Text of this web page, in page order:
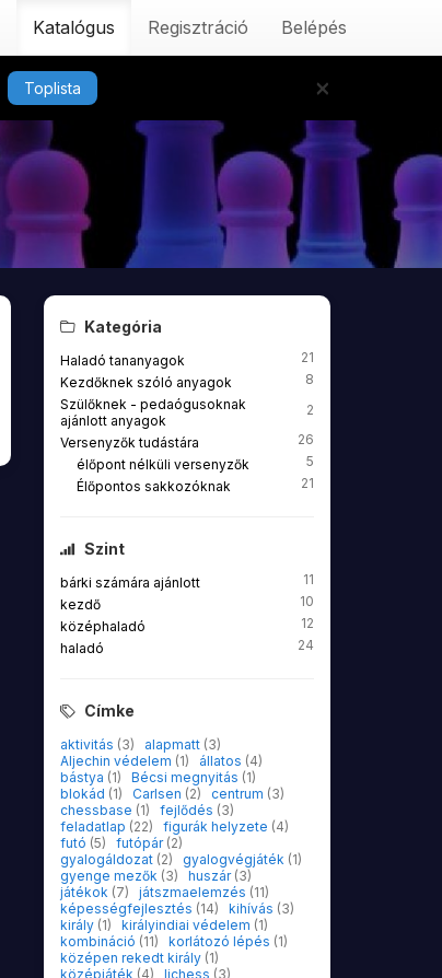
Katalógus Regisztráció Belépés
Toplista ×
Kategória
Haladó tananyagok
21
Kezdőknek szóló anyagok
8
Szülőknek - pedaógusoknak
ajánlott anyagok
2
Versenyzők tudástára
26
élőpont nélküli versenyzők
5
Élőpontos sakkozóknak
21
Szint
bárki számára ajánlott
11
kezdő
10
középhaladó
12
haladó
24
Címke
aktivitás (3) alapmatt (3)
Aljechin védelem (1) állatos (4)
bástya (1) Bécsi megnyitás (1)
blokád (1) Carlsen (2) centrum (3)
chessbase (1) fejlődés (3)
feladatlap (22) figurák helyzete (4)
futó (5) futópár (2)
gyalogáldozat (2) gyalogvégjáték (1)
gyenge mezők (3) huszár (3)
játékok (7) játszmaelemzés (11)
képességfejlesztés (14) kihívás (3)
király (1) királyindiai védelem (1)
kombináció (11) korlátozó lépés (1)
középen rekedt király (1)
középjáték (4) lichess (3)